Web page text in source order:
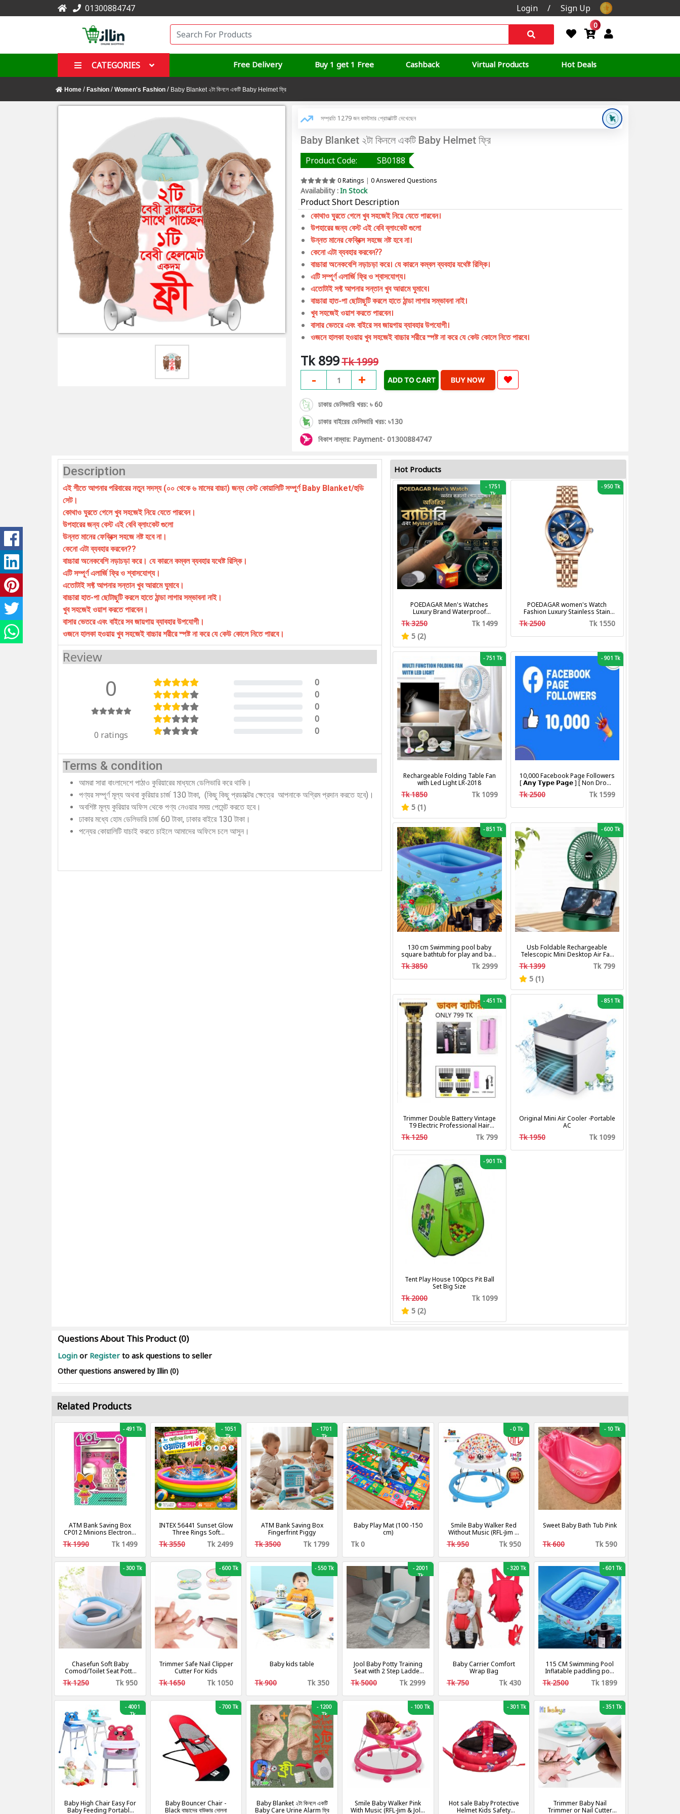
01300884747 Login / Sign Up
0
CATEGORIES Free Delivery Buy 1 get 1 Free Cashback Virtual Products Hot Deals
Home / Fashion / Women's Fashion / Baby Blanket ২টা কিনলে একটি Baby Helmet ফ্রি
সম্প্রতি 1279 জন কাস্টমার প্রোডাক্টটি দেখেছেন
Baby Blanket ২টা কিনলে একটি Baby Helmet ফ্রি
Product Code: SB0188
0 Ratings | 0 Answered Questions
Availability :In Stock
Product Short Description
কোথাও ঘুরতে গেলে খুব সহজেই নিয়ে যেতে পারবেন।
উপহারের জন্য বেস্ট এই বেবি ব্লাংকেট গুলো
উন্নত মানের ফেব্রিক্স সহজে নষ্ট হবে না।
কেনো এটা ব্যবহার করবেন??
বাচ্চারা অনেকবেশি নড়াচড়া করে। যে কারনে কম্বল ব্যবহার যথেষ্ট রিস্কি।
এটি সম্পূর্ণ এলার্জি ফ্রি ও শ্বাসযোগ্য।
এতোটাই সফ্ট আপনার সন্তান খুব আরামে ঘুমাবে।
বাচ্চারা হাত-পা ছোটাছুটি করলে হাতে ঠান্ডা লাগার সম্ভাবনা নাই।
খুব সহজেই ওয়াশ করতে পারবেন।
বাসার ভেতরে এবং বাইরে সব জায়গায় ব্যাবহার উপযোগী।
ওজনে হালকা হওয়ায় খুব সহজেই বাচ্চার শরীরে স্পষ্ট না করে যে কেউ কোলে নিতে পারবে।
Tk 899Tk 1999
- 1 + ADD TO CART BUY NOW
ঢাকায় ডেলিভারি খরচ: ৳ 60
ঢাকার বাইরের ডেলিভারি খরচ: ৳130
বিকাশ নাম্বার: Payment- 01300884747
Description
এই শীতে আপনার পরিবারের নতুন সদস্য (০০ থেকে ৬ মাসের বাচ্চা) জন্য বেস্ট কোয়ালিটি সম্পুর্ণ Baby Blanket/হুডি
সেট।
কোথাও ঘুরতে গেলে খুব সহজেই নিয়ে যেতে পারবেন।
উপহারের জন্য বেস্ট এই বেবি ব্লাংকেট গুলো
উন্নত মানের ফেব্রিক্স সহজে নষ্ট হবে না।
কেনো এটা ব্যবহার করবেন??
বাচ্চারা অনেকবেশি নড়াচড়া করে। যে কারনে কম্বল ব্যবহার যথেষ্ট রিস্কি।
এটি সম্পূর্ণ এলার্জি ফ্রি ও শ্বাসযোগ্য।
এতোটাই সফ্ট আপনার সন্তান খুব আরামে ঘুমাবে।
বাচ্চারা হাত-পা ছোটাছুটি করলে হাতে ঠান্ডা লাগার সম্ভাবনা নাই।
খুব সহজেই ওয়াশ করতে পারবেন।
বাসার ভেতরে এবং বাইরে সব জায়গায় ব্যাবহার উপযোগী।
ওজনে হালকা হওয়ায় খুব সহজেই বাচ্চার শরীরে স্পষ্ট না করে যে কেউ কোলে নিতে পারবে।
Review
0
0 ratings
0
0
0
0
0
Terms & condition
আমরা সারা বাংলাদেশে পাঠাও কুরিয়ারের মাধ্যমে ডেলিভারি করে থাকি।
পণ্যর সম্পূর্ণ মূল্য অথবা কুরিয়ার চার্জ 130 টাকা, (কিছু কিছু প্রডাক্টের ক্ষেত্রে আপনাকে অগ্রিম প্রদান করতে হবে)।
অবশিষ্ট মূল্য কুরিয়ার অফিস থেকে পণ্য নেওয়ার সময় পেমেন্ট করতে হবে।
ঢাকার মধ্যে হোম ডেলিভারি চার্জ 60 টাকা, ঢাকার বাইরে 130 টাকা।
পন্যের কোয়ালিটি যাচাই করতে চাইলে আমাদের অফিসে চলে আসুন।
Hot Products
-1751
Tk
POEDAGAR Men's Watches
Luxury Brand Waterproof
Calendar Luminous Steel Band
Wrist Watches Fashion Business
Men's Quartz Watches
Tk 3250
Tk 1499
5 (2)
-950 Tk
POEDAGAR women's Watch
Fashion Luxury Stainless Stain
Business Quartz Watches
Waterproof Luminous Week Date
Tk 2500 Tk 1550
-751 Tk
Rechargeable Folding Table Fan
with Led Light LR-2018
Tk 1850
Tk 1099
5 (1)
-901 Tk
10,000 Facebook Page Followers
[ 𝗔𝗻𝘆 𝗧𝘆𝗽𝗲 𝗣𝗮𝗴𝗲 ] [ Non Drop ]
[ 10k-20k/Day ][ R30 ]
Tk 2500 Tk 1599
-851 Tk
130 cm Swimming pool baby
square bathtub for play and bath
with pumper & Ring
Tk 3850 Tk 2999
-600 Tk
Usb Foldable Rechargeable
Telescopic Mini Desktop Air Fan
3 In 1 Camping Portable Battery
Tk 1399
Tk 799
5 (1)
-451 Tk
Trimmer Double Battery Vintage
T9 Electric Professional Hair
Clipper Hair Cutting Machine
Tk 1250 Tk 799
-851 Tk
Original Mini Air Cooler -Portable
AC
Tk 1950 Tk 1099
-901 Tk
Tent Play House 100pcs Pit Ball
Set Big Size
Tk 2000
Tk 1099
5 (2)
Questions About This Product (0)
Login or Register to ask questions to seller
Other questions answered by Illin (0)
Related Products
-491 Tk
ATM Bank Saving Box
CP012 Minions Electronic
Tk 1990 Tk 1499
-1051
Tk
INTEX 56441 Sunset Glow
Three Rings Soft
Inflatable Floor Portable
Swimming Pool for Kids
Tk 3550 Tk 2499
-1701
Tk
ATM Bank Saving Box
Fingerfrint Piggy
Tk 3500 Tk 1799
Baby Play Mat (100 -150
cm)
Tk 0
-0 Tk
Smile Baby Walker Red
Without Music (RFL-Jim &
Tk 950 Tk 950
-10 Tk
Sweet Baby Bath Tub Pink
Tk 600 Tk 590
-300 Tk
Chasefun Soft Baby
Comod/Toilet Seat Potty
Trainer Safe Hygiene । বেবি
Tk 1250 Tk 950
-600 Tk
Trimmer Safe Nail Clipper
Cutter For Kids
Tk 1650 Tk 1050
-550 Tk
Baby kids table
Tk 900 Tk 350
-2001
Tk
Jool Baby Potty Training
Seat with 2 Step Ladder
for Toddlers - Splash
Guard, Adjustable Height
Tk 5000 Tk 2999
-320 Tk
Baby Carrier Comfort
Wrap Bag
Tk 750 Tk 430
-601 Tk
115 CM Swimming Pool
Inflatable paddling pool
with air pumper
Tk 2500 Tk 1899
-4001
Tk
Baby High Chair Easy For
Baby Feeding Portable
-700 Tk
Baby Bouncer Chair -
Black বাচ্চাদের বাউঞ্চার দোলনা
-1200
Tk
Baby Blanket ২টা কিনলে একটি
Baby Care Urine Alarm ফ্রি
-100 Tk
Smile Baby Walker Pink
With Music (RFL-Jim & Jolly
-301 Tk
Hot sale Baby Protective
Helmet Kids Safety
-351 Tk
Trimmer Baby Nail
Trimmer or Nail Cutter